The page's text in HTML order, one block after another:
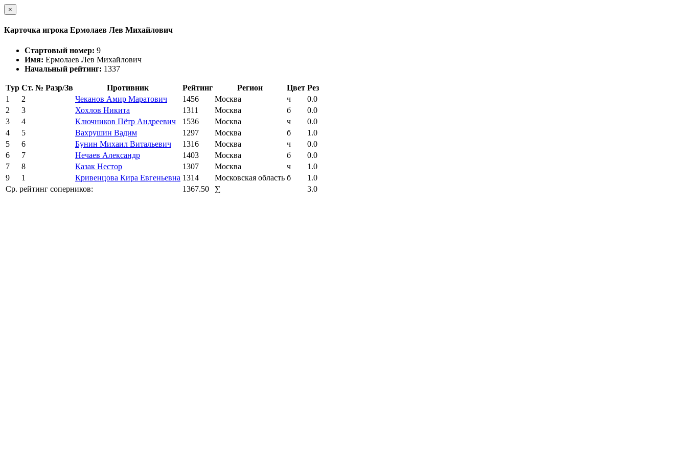
×
Карточка игрока Ермолаев Лев Михайлович
Стартовый номер: 9
Имя: Ермолаев Лев Михайлович
Начальный рейтинг: 1337
Тур Ст. № Разр/Зв Противник Рейтинг Регион Цвет Рез
1
2 Чеканов Амир Маратович 1456 Москва ч
0.0
2
3 Хохлов Никита 1311 Москва б
0.0
3
4 Ключников Пётр Андреевич 1536 Москва ч
0.0
4
5 Вахрушин Вадим 1297 Москва б
1.0
5
6 Бунин Михаил Витальевич 1316 Москва ч
0.0
6
7 Нечаев Александр 1403 Москва б
0.0
7
8 Казак Нестор 1307 Москва ч
1.0
9
1 Кривенцова Кира Евгеньевна 1314 Московская область б
1.0
Ср. рейтинг соперников:
1367.50 ∑ 3.0